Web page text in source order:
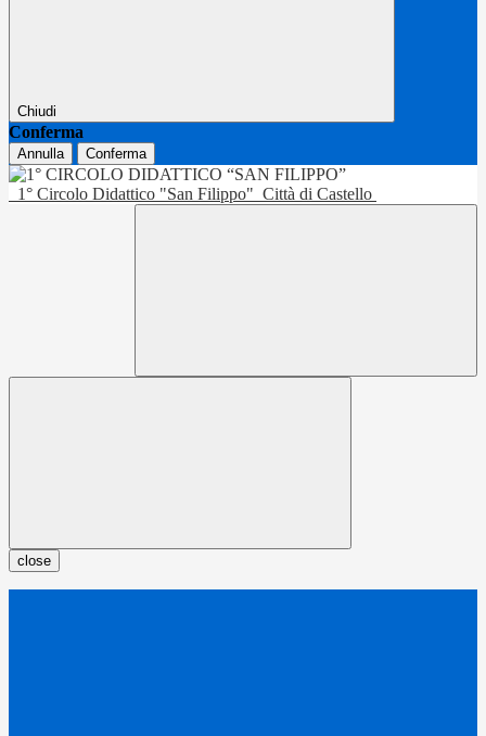
Chiudi
Conferma
Annulla Conferma
1° Circolo Didattico "San Filippo" Città di Castello
close